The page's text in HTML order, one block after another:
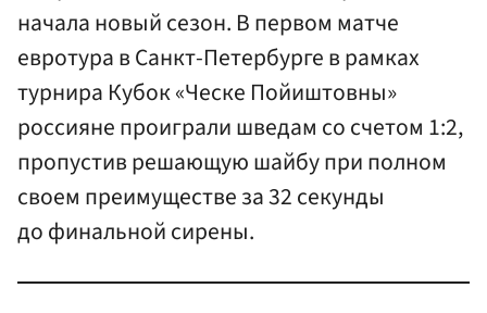
начала новый сезон. В первом матче
евротура в Санкт-Петербурге в рамках
турнира Кубок «Ческе Пойиштовны»
россияне проиграли шведам со счетом 1:2,
пропустив решающую шайбу при полном
своем преимуществе за 32 секунды
до финальной сирены.